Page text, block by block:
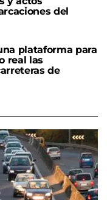
del
plataforma para
real las
de